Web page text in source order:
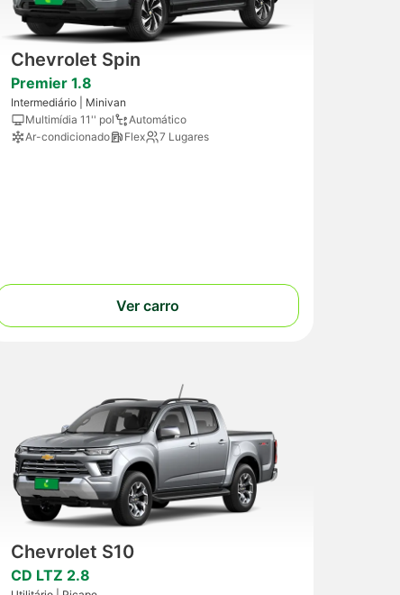
Chevrolet Spin
Premier 1.8
Intermediário | Minivan
Multimídia 11'' pol
Automático
Ar-condicionado
Flex 7 Lugares
Ver carro
Chevrolet S10
CD LTZ 2.8